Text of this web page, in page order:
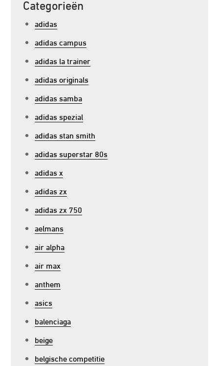
Categorieën
adidas
adidas campus
adidas la trainer
adidas originals
adidas samba
adidas spezial
adidas stan smith
adidas superstar 80s
adidas x
adidas zx
adidas zx 750
aelmans
air alpha
air max
anthem
asics
balenciaga
beige
belgische competitie